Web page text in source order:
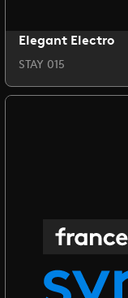
Elegant Electro
STAY 015